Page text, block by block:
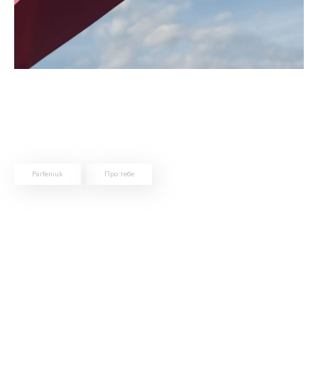
Parfeniuk Про тебе